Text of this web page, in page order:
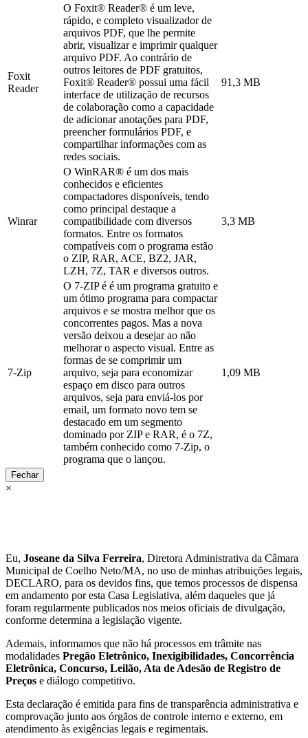
Foxit
Reader
O Foxit® Reader® é um leve,
rápido, e completo visualizador de
arquivos PDF, que lhe permite
abrir, visualizar e imprimir qualquer
arquivo PDF. Ao contrário de
outros leitores de PDF gratuitos,
Foxit® Reader® possui uma fácil
interface de utilização de recursos
de colaboração como a capacidade
de adicionar anotações para PDF,
preencher formulários PDF, e
compartilhar informações com as
redes sociais.
91,3 MB
Winrar
O WinRAR® é um dos mais
conhecidos e eficientes
compactadores disponíveis, tendo
como principal destaque a
compatibilidade com diversos
formatos. Entre os formatos
compatíveis com o programa estão
o ZIP, RAR, ACE, BZ2, JAR,
LZH, 7Z, TAR e diversos outros.
3,3 MB
7-Zip
O 7-ZIP é é um programa gratuito e
um ótimo programa para compactar
arquivos e se mostra melhor que os
concorrentes pagos. Mas a nova
versão deixou a desejar ao não
melhorar o aspecto visual. Entre as
formas de se comprimir um
arquivo, seja para economizar
espaço em disco para outros
arquivos, seja para enviá-los por
email, um formato novo tem se
destacado em um segmento
dominado por ZIP e RAR, é o 7Z,
também conhecido como 7-Zip, o
programa que o lançou.
1,09 MB
Fechar
×
Eu, Joseane da Silva Ferreira, Diretora Administrativa da Câmara
Municipal de Coelho Neto/MA, no uso de minhas atribuições legais,
DECLARO, para os devidos fins, que temos processos de dispensa
em andamento por esta Casa Legislativa, além daqueles que já
foram regularmente publicados nos meios oficiais de divulgação,
conforme determina a legislação vigente.
Ademais, informamos que não há processos em trâmite nas
modalidades Pregão Eletrônico, Inexigibilidades, Concorrência
Eletrônica, Concurso, Leilão, Ata de Adesão de Registro de
Preços e diálogo competitivo.
Esta declaração é emitida para fins de transparência administrativa e
comprovação junto aos órgãos de controle interno e externo, em
atendimento às exigências legais e regimentais.